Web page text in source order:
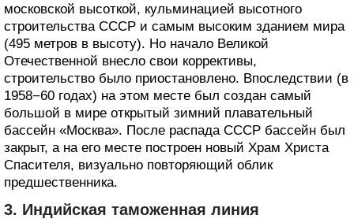
московской высоткой, кульминацией высотного
строительства СССР и самым высоким зданием мира
(495 метров в высоту). Но начало Великой
Отечественной внесло свои коррективы,
строительство было приостановлено. Впоследствии (в
1958−60 годах) на этом месте был создан самый
большой в мире открытый зимний плавательный
бассейн «Москва». После распада СССР бассейн был
закрыт, а на его месте построен новый Храм Христа
Спасителя, визуально повторяющий облик
предшественника.
3. Индийская таможенная линия